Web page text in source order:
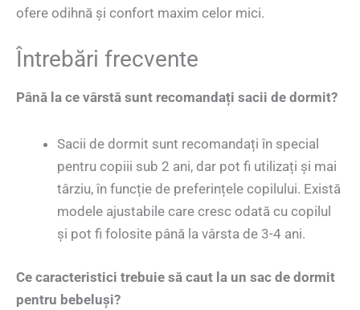
ofere odihnă și confort maxim celor mici.
Întrebări frecvente
Până la ce vârstă sunt recomandați sacii de dormit?
Sacii de dormit sunt recomandați în special
pentru copiii sub 2 ani, dar pot fi utilizați și mai
târziu, în funcție de preferințele copilului. Există
modele ajustabile care cresc odată cu copilul
și pot fi folosite până la vârsta de 3-4 ani.
Ce caracteristici trebuie să caut la un sac de dormit
pentru bebeluși?